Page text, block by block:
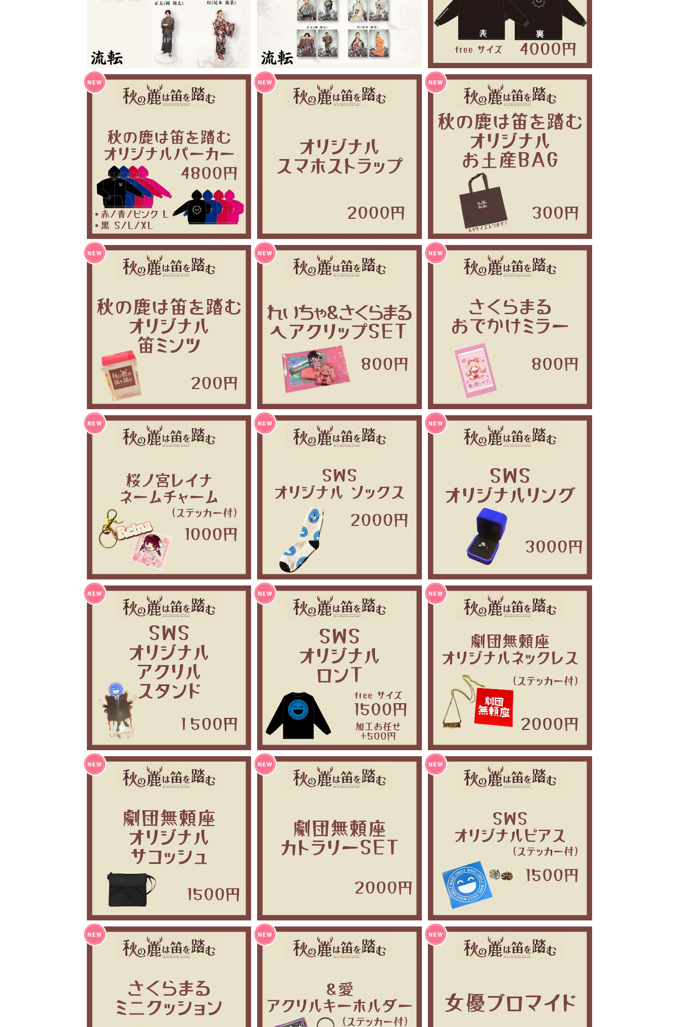
秋の鹿は笛を踏む オリジナルパーカー
秋の鹿は笛を踏む スマホストラップ
¥2,000
秋の鹿は笛を踏む お土産BAG
¥300
秋の鹿は笛を踏む 笛ミンツ
¥200
秋の鹿は笛を踏む アイドルヘアクリップSET
¥800
秋の鹿は笛を踏む アイドルおでかけミラー
¥800
秋の鹿は笛を踏む アイドルネームチャーム
¥1,000
秋の鹿は笛を踏む セミナー ソックス
秋の鹿は笛を踏む セミナー リング
¥3,000
秋の鹿は笛を踏む セミナー アクリルスタンド
¥1,500
秋の鹿は笛を踏む セミナー ロンT
¥1,500
秋の鹿は笛を踏む 劇団ネックレス
¥2,000
秋の鹿は笛を踏む 劇団サコッシュ
¥1,500
秋の鹿は笛を踏む 劇団カトラリーSET
¥2,000
秋の鹿は笛を踏む セミナー ピアス
¥1,500
秋の鹿は笛を踏む アイドルマスコットクッシ
ョン
¥1,500
秋の鹿は笛を踏む とあるアイドルグループの
アクリルキーホルダー
¥1,000
秋の鹿は笛を踏む 女優ブロマイド